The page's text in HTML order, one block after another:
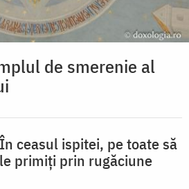
de smerenie al
În ceasul ispitei, pe toate să
le primiți prin rugăciune